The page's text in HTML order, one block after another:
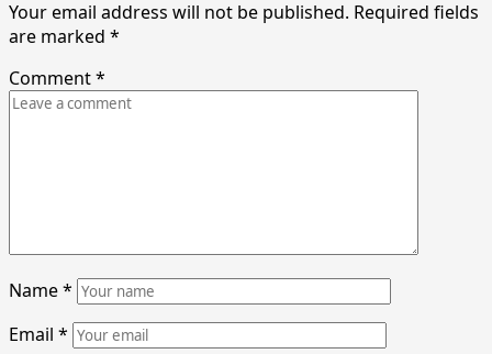
Your email address will not be published. Required fields
are marked *
Comment*
Name*
Email *